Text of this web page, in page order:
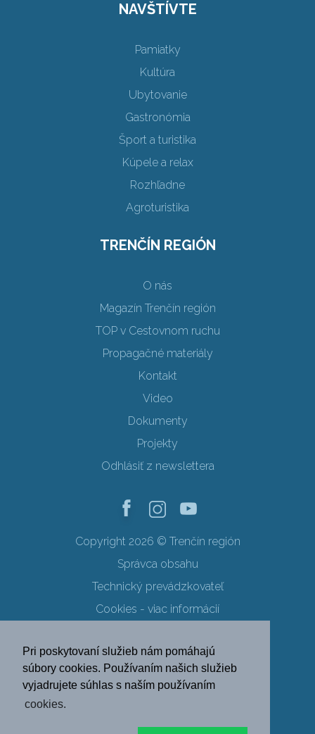
Pri poskytovaní služieb nám pomáhajú
súbory cookies. Používaním našich služieb
vyjadrujete súhlas s naším používaním
cookies.
NAVŠTÍVTE
Pamiatky
Kultúra
Ubytovanie
Gastronómia
Šport a turistika
Kúpele a relax
Rozhľadne
Agroturistika
TRENČÍN REGIÓN
O nás
Magazín Trenčín región
TOP v Cestovnom ruchu
Propagačné materiály
Kontakt
Video
Dokumenty
Projekty
Odhlásiť z newslettera
Copyright 2026 © Trenčín región
Správca obsahu
Technický prevádzkovateľ
Cookies - viac informácií
Ochrana osobných údajov
SK EN DE
PL